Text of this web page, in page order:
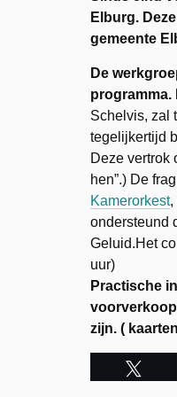
Elburg.
gemeente
De
programma.
Schelvis, zal
tegelijkertijd
Deze vertrok
hen”.) De
Kamerorkest,
ondersteund
Geluid.Het
uur)
Practische
voorverkoop
zijn. (